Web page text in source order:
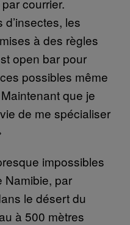
d’insectes, les
à des règles
open bar pour
possibles même
que je
de me spécialiser
impossibles
Namibie, par
le désert du
à 500 mètres